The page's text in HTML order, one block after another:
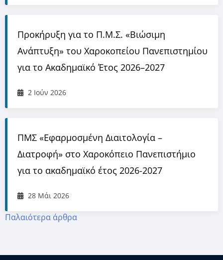
Προκήρυξη για το Π.Μ.Σ. «Βιώσιμη
Ανάπτυξη» του Χαροκοπείου Πανεπιστημίου
για το Ακαδημαϊκό Έτος 2026–2027
2 Ιούν 2026
ΠΜΣ «Εφαρμοσμένη Διαιτολογία –
Διατροφή» στο Χαροκόπειο Πανεπιστήμιο
για το ακαδημαϊκό έτος 2026-2027
28 Μάι 2026
Παλαιότερα άρθρα